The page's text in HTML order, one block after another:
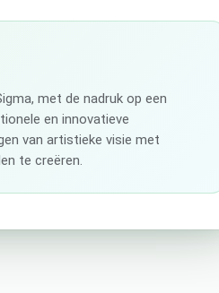
met de nadruk op een
en innovatieve
van artistieke visie met
te creëren.